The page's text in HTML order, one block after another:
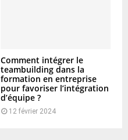
Comment intégrer le
teambuilding dans la
formation en entreprise
pour favoriser l’intégration
d’équipe ?
12 février 2024